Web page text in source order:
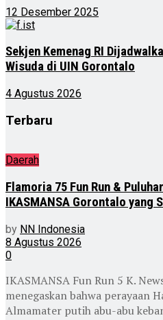
12 Desember 2025
Sekjen Kemenag RI
Wisuda di UIN Gorontalo
4 Agustus 2026
Terbaru
Daerah
Flamoria 75 Fun Run &
IKASMANSA Gorontalo yang
by NN Indonesia
8 Agustus 2026
0
IKASMANSA Fun Run 5 K.
menegaskan bahwa perayaan
Almamater putih abu-abu